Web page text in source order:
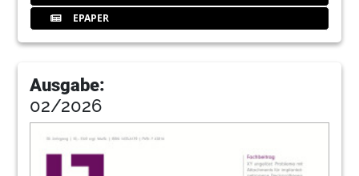
EPAPER
Ausgabe:
02/2026